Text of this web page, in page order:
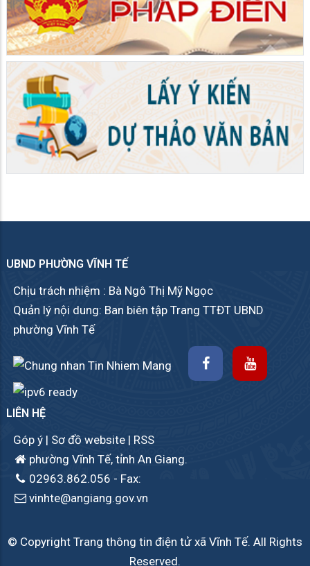
UBND PHƯỜNG VĨNH TẾ
Chịu trách nhiệm : Bà Ngô Thị Mỹ Ngọc
Quản lý nội dung: Ban biên tập Trang TTĐT UBND
phường Vĩnh Tế
LIÊN HỆ
Góp ý | Sơ đồ website | RSS
phường Vĩnh Tế, tỉnh An Giang.
02963.862.056 - Fax:
vinhte@angiang.gov.vn
© Copyright Trang thông tin điện tử xã Vĩnh Tế. All Rights
Reserved.